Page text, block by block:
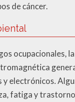
de cáncer.
ocupacionales,
y electrónicos.
fatiga y